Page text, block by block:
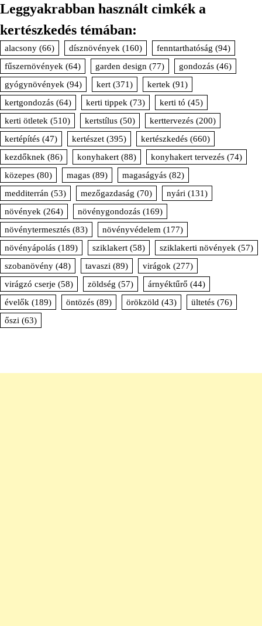
Leggyakrabban használt cimkék a
kertészkedés témában:
alacsony (66) dísznövények (160) fenntarthatóság (94)
fűszernövények (64) garden design (77) gondozás (46)
gyógynövények (94) kert (371) kertek (91)
kertgondozás (64) kerti tippek (73) kerti tó (45)
kerti ötletek (510) kertstílus (50) kerttervezés (200)
kertépítés (47) kertészet (395) kertészkedés (660)
kezdőknek (86) konyhakert (88) konyhakert tervezés (74)
közepes (80) magas (89) magaságyás (82)
medditerrán (53) mezőgazdaság (70) nyári (131)
növények (264) növénygondozás (169)
növénytermesztés (83) növényvédelem (177)
növényápolás (189) sziklakert (58) sziklakerti növények (57)
szobanövény (48) tavaszi (89) virágok (277)
virágzó cserje (58) zöldség (57) árnyéktűrő (44)
évelők (189) öntözés (89) örökzöld (43) ültetés (76)
őszi (63)